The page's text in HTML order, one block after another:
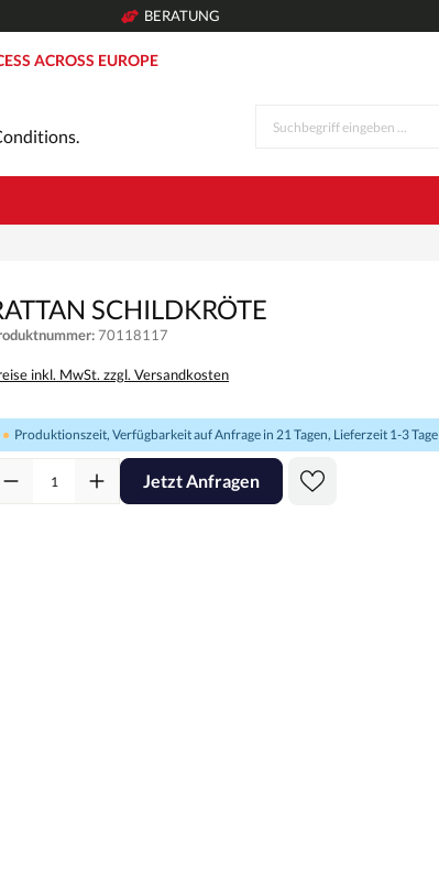
BERATUNG
ACROSS EUROPE
SCHILDKRÖTE
70118117
inkl. MwSt. zzgl. Versandkosten
Produktionszeit, Verfügbarkeit auf Anfrage in 21 Tagen, Lieferzeit 1-3 Tage
Jetzt Anfragen